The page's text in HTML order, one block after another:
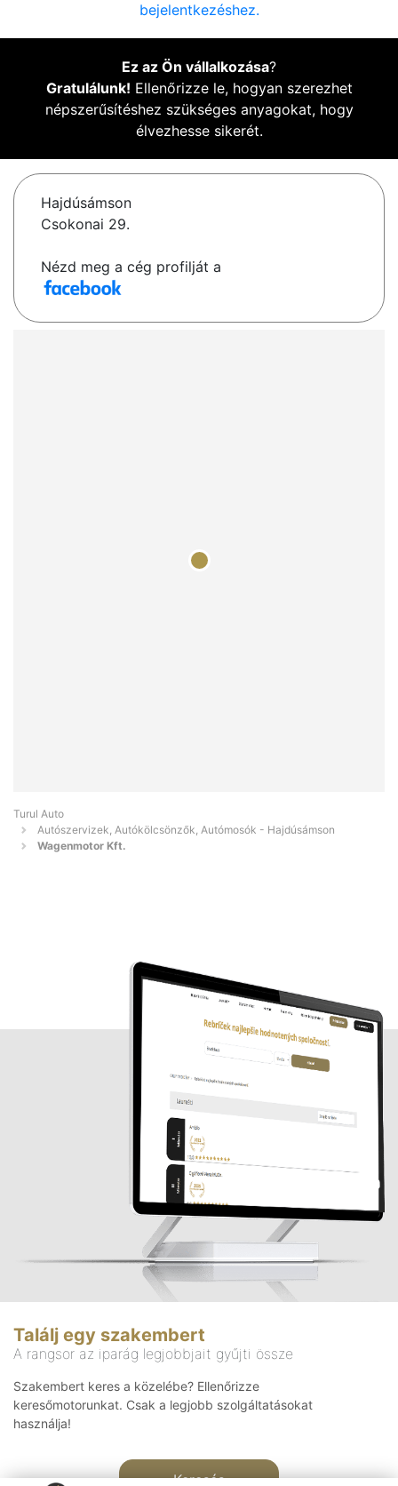
bejelentkezéshez.
Ez az Ön vállalkozása?
Gratulálunk! Ellenőrizze le, hogyan szerezhet
népszerűsítéshez szükséges anyagokat, hogy
élvezhesse sikerét.
Hajdúsámson
Csokonai 29.
Nézd meg a cég profilját a
Turul Auto
Autószervizek, Autókölcsönzők, Autómosók - Hajdúsámson
Wagenmotor Kft.
Találj egy szakembert
A rangsor az iparág legjobbjait gyűjti össze
Szakembert keres a közelébe? Ellenőrizze
keresőmotorunkat. Csak a legjobb szolgáltatásokat
használja!
Keresés